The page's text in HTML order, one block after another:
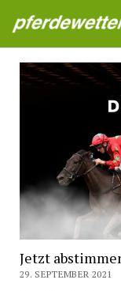
Jetzt
29. SEPTEMBER 2021